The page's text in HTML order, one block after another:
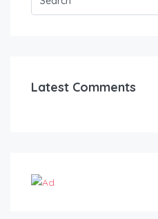
Latest Comments